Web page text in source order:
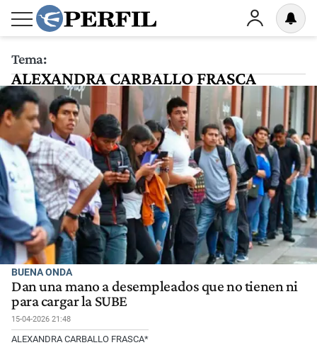
Tema:
ALEXANDRA CARBALLO FRASCA
BUENA ONDA
Dan una mano a desempleados que no tienen ni
para cargar la SUBE
15-04-2026 21:48
ALEXANDRA CARBALLO FRASCA*